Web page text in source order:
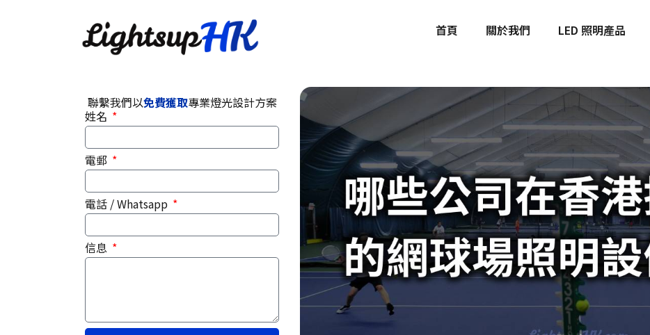
首頁 關於我們 LED 照明產品
聯繫我們以免費獲取專業燈光設計方案
姓名
電郵
電話 / Whatsapp
信息